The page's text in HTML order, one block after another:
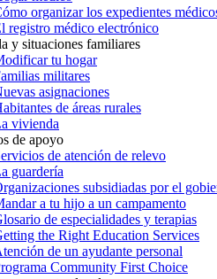
organizar los expedientes
registro médico electrónico
y situaciones familiares
tu hogar
militares
asignaciones
de áreas rurales
vivienda
de apoyo
de atención de relevo
guardería
subsidiadas por el
a tu hijo a un campamento
de especialidades y terapias
the Right Education Services
de un ayudante personal
Community First Choice